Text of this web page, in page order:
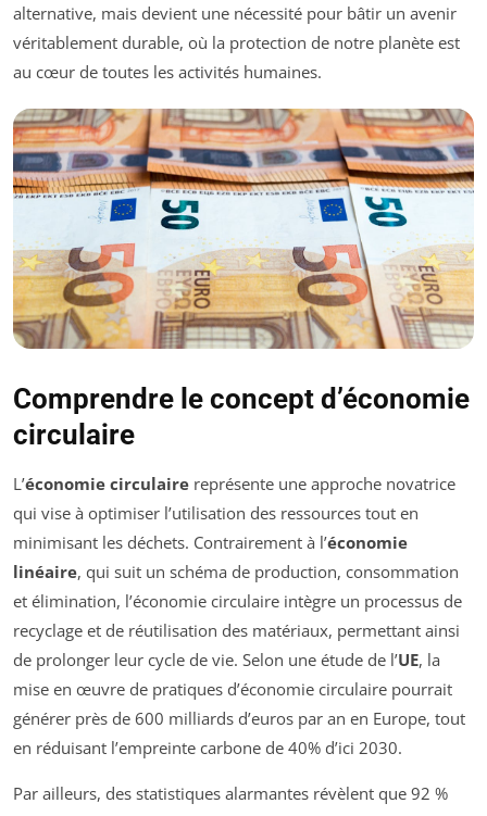
alternative, mais devient une nécessité pour bâtir un avenir
véritablement durable, où la protection de notre planète est
au cœur de toutes les activités humaines.
Comprendre le concept d’économie
circulaire
L’économie circulaire représente une approche novatrice
qui vise à optimiser l’utilisation des ressources tout en
minimisant les déchets. Contrairement à l’économie
linéaire, qui suit un schéma de production, consommation
et élimination, l’économie circulaire intègre un processus de
recyclage et de réutilisation des matériaux, permettant ainsi
de prolonger leur cycle de vie. Selon une étude de l’UE, la
mise en œuvre de pratiques d’économie circulaire pourrait
générer près de 600 milliards d’euros par an en Europe, tout
en réduisant l’empreinte carbone de 40% d’ici 2030.
Par ailleurs, des statistiques alarmantes révèlent que 92 %